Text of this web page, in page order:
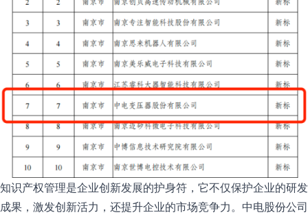
知识产权管理是企业创新发展的护身符，它不仅保护企业的研发
成果，激发创新活力，还提升企业的市场竞争力。中电股份公司